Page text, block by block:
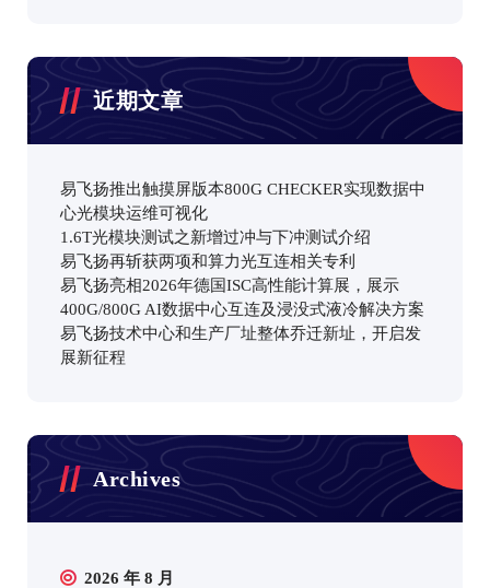
近期文章
易飞扬推出触摸屏版本800G CHECKER实现数据中
心光模块运维可视化
1.6T光模块测试之新增过冲与下冲测试介绍
易飞扬再斩获两项和算力光互连相关专利
易飞扬亮相2026年德国ISC高性能计算展，展示
400G/800G AI数据中心互连及浸没式液冷解决方案
易飞扬技术中心和生产厂址整体乔迁新址，开启发
展新征程
Archives
2026 年 8 月